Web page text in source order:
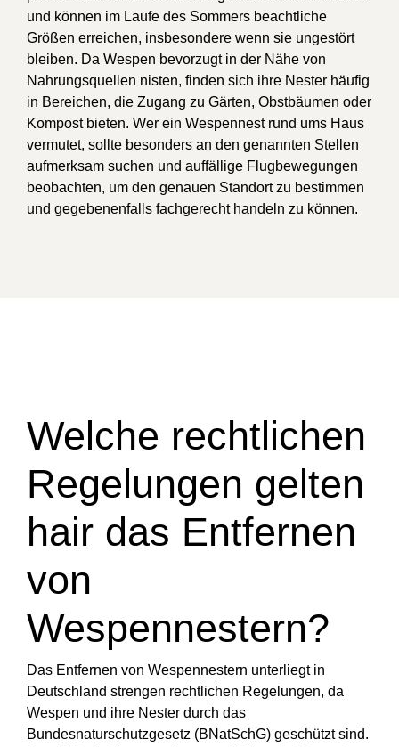
und können im Laufe des Sommers beachtliche
Größen erreichen, insbesondere wenn sie ungestört
bleiben. Da Wespen bevorzugt in der Nähe von
Nahrungsquellen nisten, finden sich ihre Nester häufig
in Bereichen, die Zugang zu Gärten, Obstbäumen oder
Kompost bieten. Wer ein Wespennest rund ums Haus
vermutet, sollte besonders an den genannten Stellen
aufmerksam suchen und auffällige Flugbewegungen
beobachten, um den genauen Standort zu bestimmen
und gegebenenfalls fachgerecht handeln zu können.
Welche rechtlichen
Regelungen gelten
hair das Entfernen
von
Wespennestern?
Das Entfernen von Wespennestern unterliegt in
Deutschland strengen rechtlichen Regelungen, da
Wespen und ihre Nester durch das
Bundesnaturschutzgesetz (BNatSchG) geschützt sind.